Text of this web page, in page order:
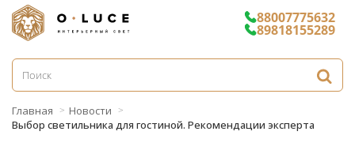
88007775632
89818155289
Главная
Новости
Выбор светильника для гостиной. Рекомендации эксперта